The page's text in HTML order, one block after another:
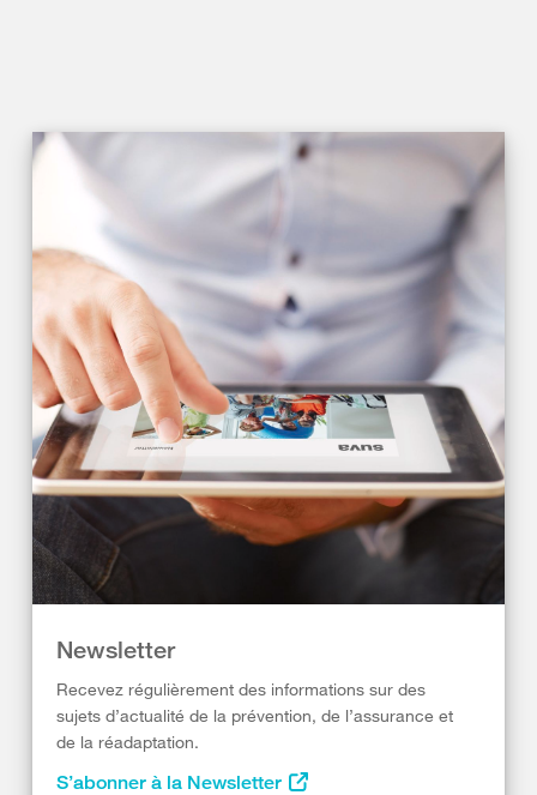
Newsletter
Recevez régulièrement des informations sur des
sujets d’actualité de la prévention, de l’assurance et
de la réadaptation.
S’abonner à la Newsletter